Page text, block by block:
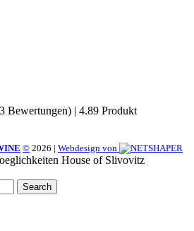
Bewertungen) | 4.89 Produkt
© 2026 | Webdesign von
Search